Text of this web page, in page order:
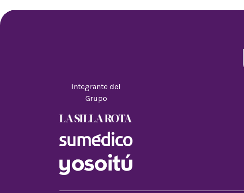
Integrante del
Grupo